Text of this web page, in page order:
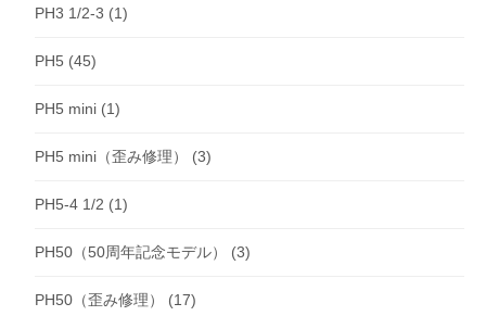
PH3 1/2-3 (1)
PH5 (45)
PH5 mini (1)
PH5 mini（歪み修理） (3)
PH5-4 1/2 (1)
PH50（50周年記念モデル） (3)
PH50（歪み修理） (17)